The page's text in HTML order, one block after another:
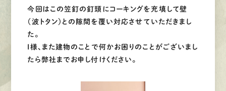
今回はこの笠釘の釘頭にコーキングを充填して壁
（波トタン）との隙間を覆い対応させていただきまし
た。
I様、また建物のことで何かお困りのことがございまし
たら弊社までお申し付けください。